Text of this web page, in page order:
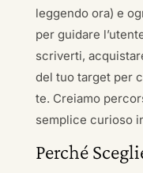
leggendo ora) e
per guidare
scriverti,
del tuo target per
te. Creiamo
semplice curioso
Perché